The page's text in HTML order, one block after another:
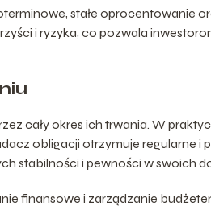
stałe oprocentowanie
i ryzyka, co pozwala
cały okres ich trwania. W
obligacji otrzymuje regularne i
stabilności i pewności w swoich
finansowe i zarządzanie